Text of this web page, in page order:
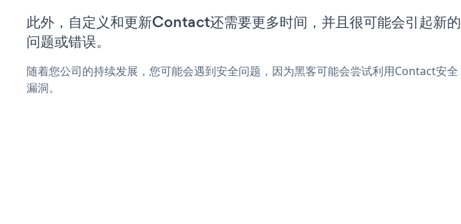
此外，自定义和更新Contact还需要更多时间，并且很可能会引起新的
问题或错误。
随着您公司的持续发展，您可能会遇到安全问题，因为黑客可能会尝试利用Contact安全
漏洞。